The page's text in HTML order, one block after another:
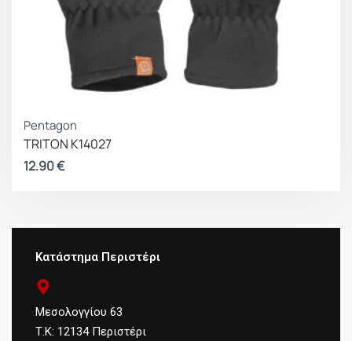
Pentagon
TRITON K14027
12.90€
Κατάστημα Περιστέρι
Μεσολογγίου 63
Τ.Κ: 12134 Περιστέρι